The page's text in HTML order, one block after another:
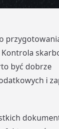
być dobrze
i